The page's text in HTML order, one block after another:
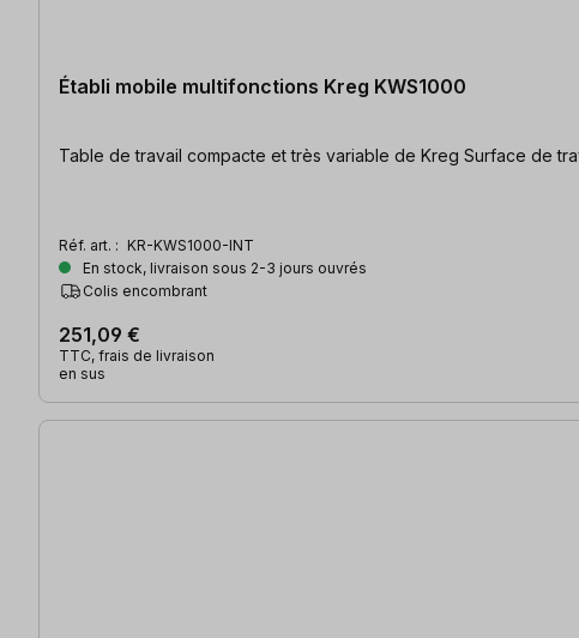
Établi mobile multifonctions Kreg KWS1000
Réf. art. : KR-KWS1000-INT
En stock, livraison sous 2-3 jours ouvrés
Colis encombrant
251,09 €
TTC, frais de livraison
en sus